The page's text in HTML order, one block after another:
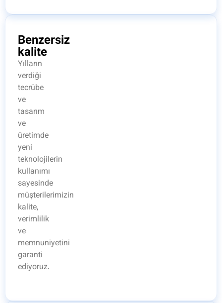
Benzersiz
kalite
Yılların
verdiği
tecrübe
ve
tasarım
ve
üretimde
yeni
teknolojilerin
kullanımı
sayesinde
müşterilerimizin
kalite,
verimlilik
ve
memnuniyetini
garanti
ediyoruz.